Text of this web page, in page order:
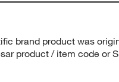
brand product was
product / item code or